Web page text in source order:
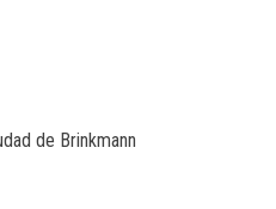
de Brinkmann